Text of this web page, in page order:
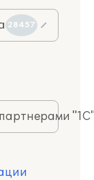
28457